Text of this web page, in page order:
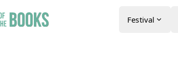
Festival